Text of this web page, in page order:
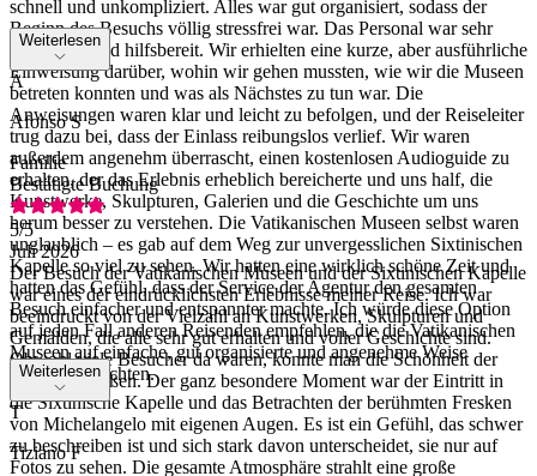
schnell und unkompliziert. Alles war gut organisiert, sodass der
Beginn des Besuchs völlig stressfrei war. Das Personal war sehr
freundlich und hilfsbereit. Wir erhielten eine kurze, aber ausführliche
Einweisung darüber, wohin wir gehen mussten, wie wir die Museen
betreten konnten und was als Nächstes zu tun war. Die
Anweisungen waren klar und leicht zu befolgen, und der Reiseleiter
trug dazu bei, dass der Einlass reibungslos verlief. Wir waren
außerdem angenehm überrascht, einen kostenlosen Audioguide zu
erhalten, der das Erlebnis erheblich bereicherte und uns half, die
Kunstwerke, Skulpturen, Galerien und die Geschichte um uns
herum besser zu verstehen. Die Vatikanischen Museen selbst waren
unglaublich – es gab auf dem Weg zur unvergesslichen Sixtinischen
Kapelle so viel zu sehen. Wir hatten eine wirklich schöne Zeit und
hatten das Gefühl, dass der Service der Agentur den gesamten
Besuch einfacher und entspannter machte. Ich würde diese Option
auf jeden Fall anderen Reisenden empfehlen, die die Vatikanischen
Museen auf einfache, gut organisierte und angenehme Weise
besuchen möchten.
Weiterlesen
A
Afonso S
Familie
Bestätigte Buchung
5/5
Juli 2026
Der Besuch der Vatikanischen Museen und der Sixtinischen Kapelle
war eines der eindrücklichsten Erlebnisse meiner Reise. Ich war
beeindruckt von der Vielzahl an Kunstwerken, Skulpturen und
Gemälden, die alle sehr gut erhalten und voller Geschichte sind.
Obwohl viele Besucher da waren, konnte man die Schönheit der
Räume genießen. Der ganz besondere Moment war der Eintritt in
die Sixtinische Kapelle und das Betrachten der berühmten Fresken
von Michelangelo mit eigenen Augen. Es ist ein Gefühl, das schwer
zu beschreiben ist und sich stark davon unterscheidet, sie nur auf
Fotos zu sehen. Die gesamte Atmosphäre strahlt eine große
Weiterlesen
T
Tiziano F